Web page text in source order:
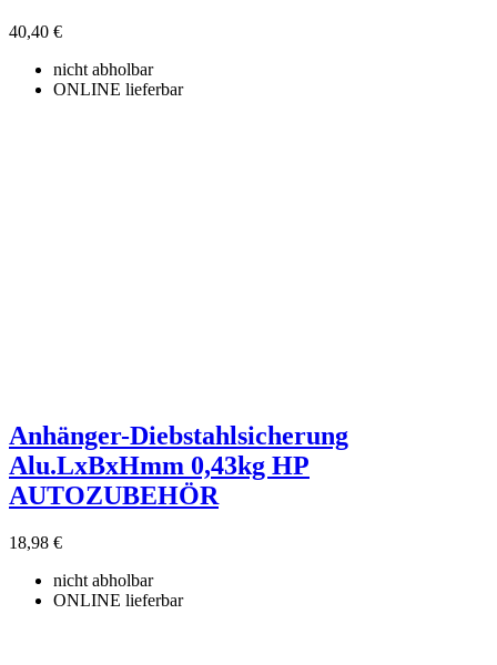
40,40 €
nicht abholbar
ONLINE lieferbar
Anhänger-Diebstahlsicherung
Alu.LxBxHmm 0,43kg HP
AUTOZUBEHÖR
18,98 €
nicht abholbar
ONLINE lieferbar